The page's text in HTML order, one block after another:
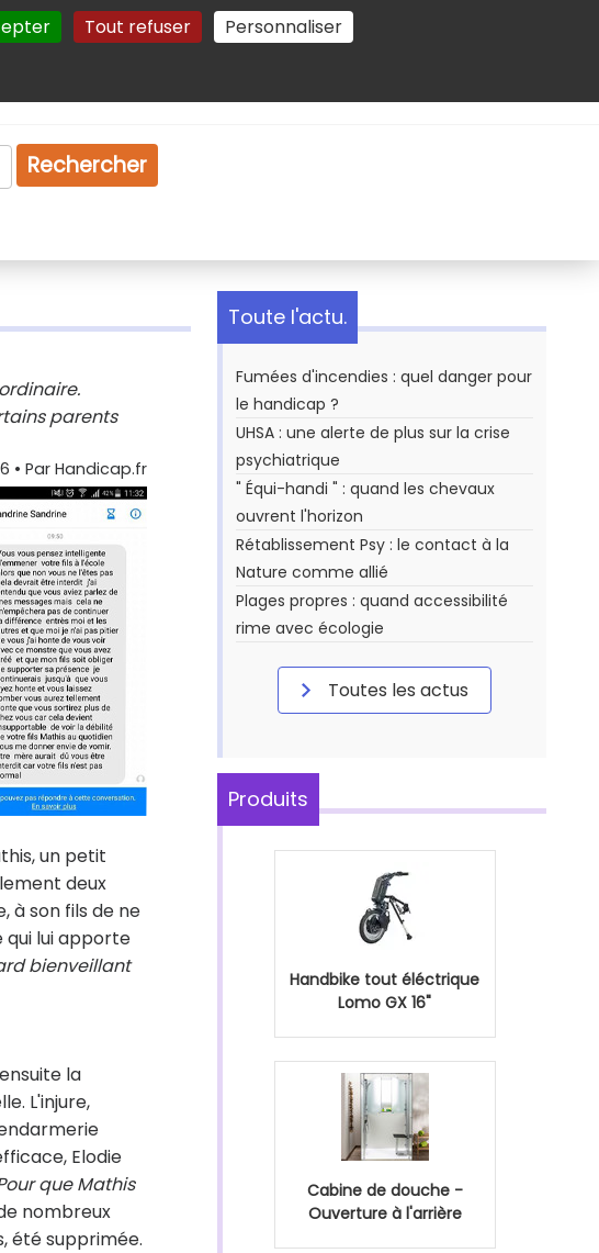
Tout refuser Personnaliser
Plan du site Gestion des cookies
Rechercher
parents
• Par Handicap.fr
un petit
deux
à son fils de ne
qui lui apporte
bienveillant
la
L'injure,
Elodie
que Mathis
nombreux
été supprimée.
Toute l'actu.
Fumées d'incendies : quel danger pour
le handicap ?
UHSA : une alerte de plus sur la crise
psychiatrique
" Équi-handi " : quand les chevaux
ouvrent l'horizon
Rétablissement Psy : le contact à la
Nature comme allié
Plages propres : quand accessibilité
rime avec écologie
Toutes les actus
Produits
Handbike tout éléctrique
Lomo GX 16"
Cabine de douche -
Ouverture à l'arrière